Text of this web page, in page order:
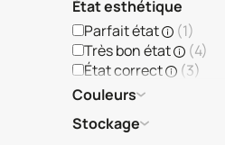
État esthétique
Parfait état
(1)
Très bon état
(4)
État correct
(3)
Couleurs
Stockage